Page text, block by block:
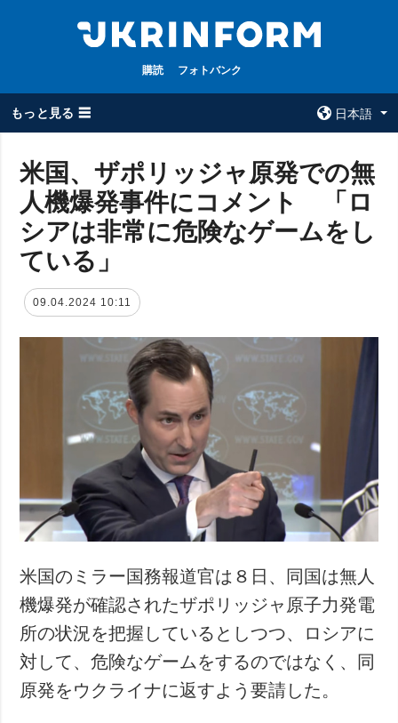
購読 フォトバンク
もっと見る ☰
日本語
全てのトピック
戦争
被占領地
経済・復興
防衛
社会・文化
スポーツ
事故・緊急事態
ウクルインフォ
ルム
ウクルインフォル
追加
特集
インタビュー
写真
動画
サービス
購読
フォトバンク
米国、ザポリッジャ原発での無
人機爆発事件にコメント 「ロ
シアは非常に危険なゲームをし
ている」
09.04.2024 10:11
米国のミラー国務報道官は８日、同国は無人
機爆発が確認されたザポリッジャ原子力発電
所の状況を把握しているとしつつ、ロシアに
対して、危険なゲームをするのではなく、同
原発をウクライナに返すよう要請した。